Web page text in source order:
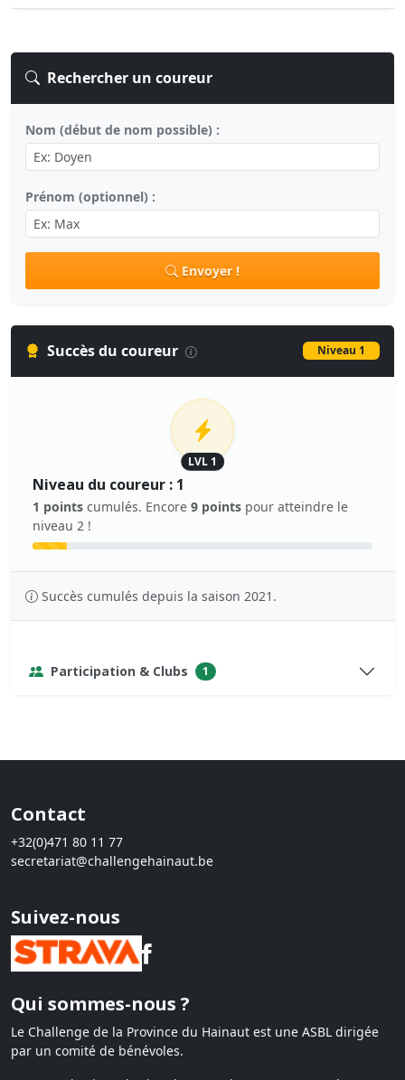
Rechercher un coureur
Nom (début de nom possible) :
Prénom (optionnel) :
Envoyer !
Succès du coureur Niveau 1
LVL 1
Niveau du coureur : 1
1 points cumulés. Encore 9 points pour atteindre le
niveau 2 !
Succès cumulés depuis la saison 2021.
Participation & Clubs 1
Contact
+32(0)471 80 11 77
secretariat@challengehainaut.be
Suivez-nous
Qui sommes-nous ?
Le Challenge de la Province du Hainaut est une ASBL dirigée
par un comité de bénévoles.